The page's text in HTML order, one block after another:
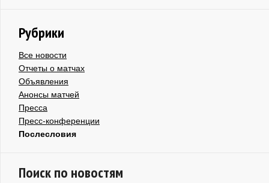
Рубрики
Все новости
Отчеты о матчах
Объявления
Анонсы матчей
Пресса
Пресс-конференции
Послесловия
Поиск по новостям